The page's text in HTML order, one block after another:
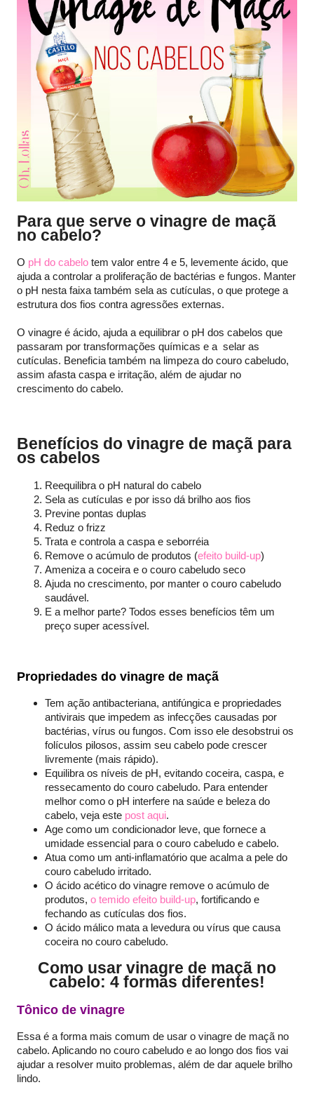
Para que serve o vinagre de maçã
no cabelo?
O pH do cabelo tem valor entre 4 e 5, levemente ácido, que
ajuda a controlar a proliferação de bactérias e fungos. Manter
o pH nesta faixa também sela as cutículas, o que protege a
estrutura dos fios contra agressões externas.
O vinagre é ácido, ajuda a equilibrar o pH dos cabelos que
passaram por transformações químicas e a selar as
cutículas. Beneficia também na limpeza do couro cabeludo,
assim afasta caspa e irritação, além de ajudar no
crescimento do cabelo.
Benefícios do vinagre de maçã para
os cabelos
Reequilibra o pH natural do cabelo
Sela as cutículas e por isso dá brilho aos fios
Previne pontas duplas
Reduz o frizz
Trata e controla a caspa e seborréia
Remove o acúmulo de produtos (efeito build-up)
Ameniza a coceira e o couro cabeludo seco
Ajuda no crescimento, por manter o couro cabeludo
saudável.
E a melhor parte? Todos esses benefícios têm um
preço super acessível.
Propriedades do vinagre de maçã
Tem ação antibacteriana, antifúngica e propriedades
antivirais que impedem as infecções causadas por
bactérias, vírus ou fungos. Com isso ele desobstrui os
folículos pilosos, assim seu cabelo pode crescer
livremente (mais rápido).
Equilibra os níveis de pH, evitando coceira, caspa, e
ressecamento do couro cabeludo. Para entender
melhor como o pH interfere na saúde e beleza do
cabelo, veja este post aqui.
Age como um condicionador leve, que fornece a
umidade essencial para o couro cabeludo e cabelo.
Atua como um anti-inflamatório que acalma a pele do
couro cabeludo irritado.
O ácido acético do vinagre remove o acúmulo de
produtos, o temido efeito build-up, fortificando e
fechando as cutículas dos fios.
O ácido málico mata a levedura ou vírus que causa
coceira no couro cabeludo.
Como usar vinagre de maçã no
cabelo: 4 formas diferentes!
Tônico de vinagre
Essa é a forma mais comum de usar o vinagre de maçã no
cabelo. Aplicando no couro cabeludo e ao longo dos fios vai
ajudar a resolver muito problemas, além de dar aquele brilho
lindo.